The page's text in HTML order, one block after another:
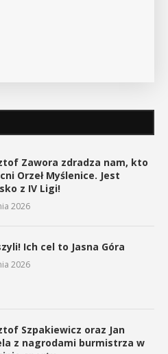
Zawora zdradza nam, kto
Orzeł Myślenice. Jest
z IV Ligi!
2026
Ich cel to Jasna Góra
2026
Szpakiewicz oraz Jan
z nagrodami burmistrza w